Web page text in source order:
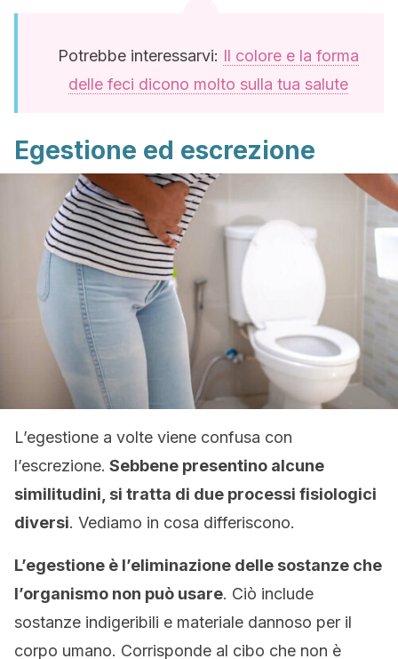
Potrebbe interessarvi: Il colore e la forma
delle feci dicono molto sulla tua salute
Egestione ed escrezione
L’egestione a volte viene confusa con
l’escrezione. Sebbene presentino alcune
similitudini, si tratta di due processi fisiologici
diversi. Vediamo in cosa differiscono.
L’egestione è l’eliminazione delle sostanze che
l’organismo non può usare. Ciò include
sostanze indigeribili e materiale dannoso per il
corpo umano. Corrisponde al cibo che non è